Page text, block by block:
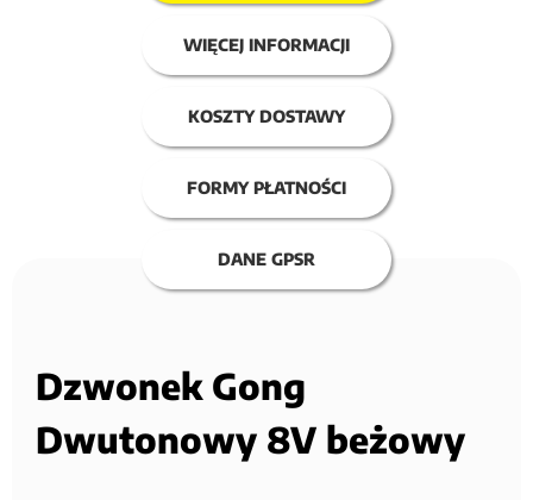
WIĘCEJ INFORMACJI
KOSZTY DOSTAWY
FORMY PŁATNOŚCI
DANE GPSR
Dzwonek Gong
Dwutonowy 8V beżowy